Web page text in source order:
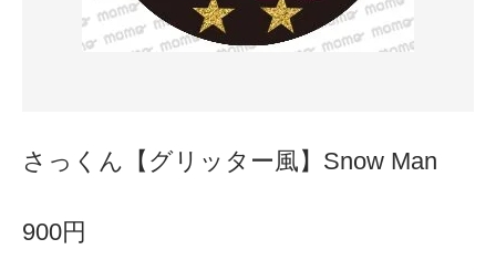
さっくん【グリッター風】Snow Man
900円